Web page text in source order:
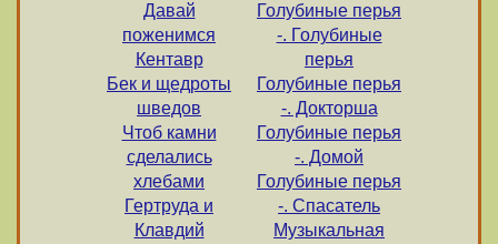
Давай
поженимся
Кентавр
Бек и щедроты
шведов
Чтоб камни
сделались
хлебами
Гертруда и
Клавдий
Голубиные перья
-. Голубиные
перья
Голубиные перья
-. Докторша
Голубиные перья
-. Домой
Голубиные перья
-. Спасатель
Музыкальная